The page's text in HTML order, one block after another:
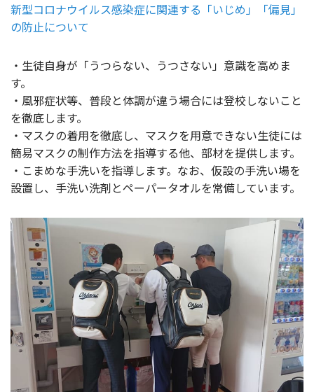
新型コロナウイルス感染症に関連する「いじめ」「偏見」
の防止について
・生徒自身が「うつらない、うつさない」意識を高めま
す。
・風邪症状等、普段と体調が違う場合には登校しないこと
を徹底します。
・マスクの着用を徹底し、マスクを用意できない生徒には
簡易マスクの制作方法を指導する他、部材を提供します。
・こまめな手洗いを指導します。なお、仮設の手洗い場を
設置し、手洗い洗剤とペーパータオルを常備しています。